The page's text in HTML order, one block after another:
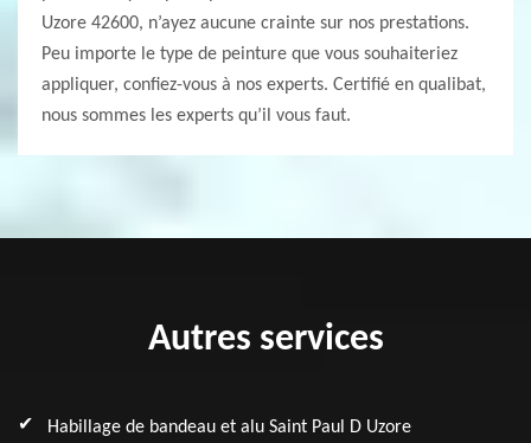
Uzore 42600, n’ayez aucune crainte sur nos prestations.
Peu importe le type de peinture que vous souhaiteriez
appliquer, confiez-vous à nos experts. Certifié en qualibat,
nous sommes les experts qu’il vous faut.
Autres services
Habillage de bandeau et alu Saint Paul D Uzore